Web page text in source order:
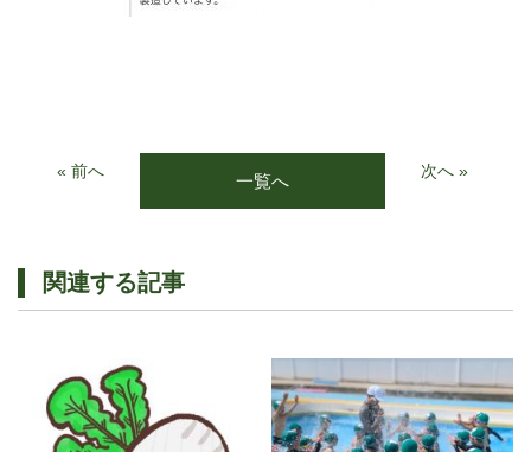
« 前へ 一覧へ 次へ »
関連する記事